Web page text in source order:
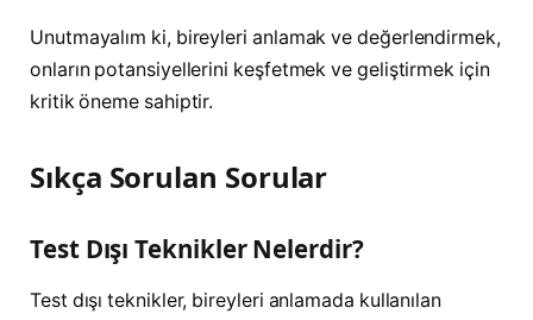
Unutmayalım ki, bireyleri anlamak ve değerlendirmek,
onların potansiyellerini keşfetmek ve geliştirmek için
kritik öneme sahiptir.
Sıkça Sorulan Sorular
Test Dışı Teknikler Nelerdir?
Test dışı teknikler, bireyleri anlamada kullanılan